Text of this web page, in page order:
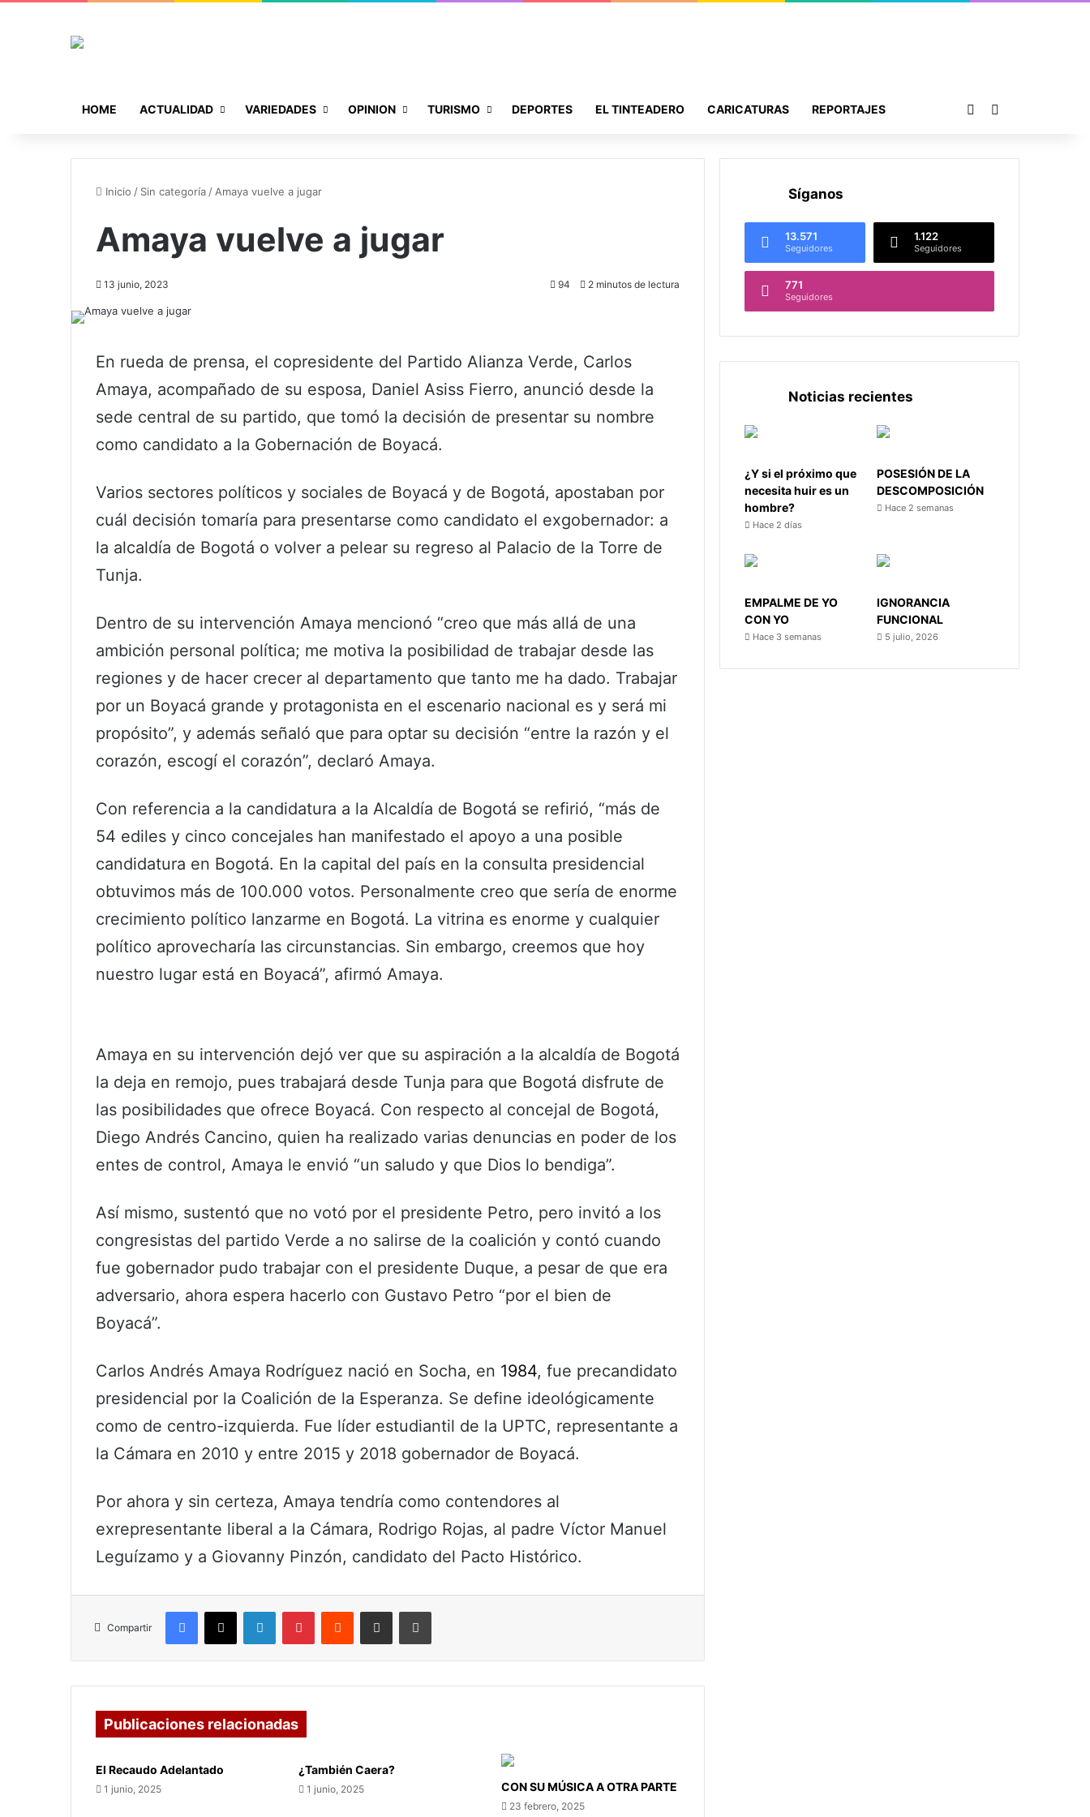
HOME ACTUALIDAD VARIEDADES OPINION TURISMO DEPORTES EL TINTEADERO CARICATURAS REPORTAJES Publicación al azar
Inicio / Sin categoría / Amaya vuelve a jugar
Amaya vuelve a jugar
13 junio, 2023 94 2 minutos de lectura
En rueda de prensa, el copresidente del Partido Alianza Verde, Carlos
Amaya, acompañado de su esposa, Daniel Asiss Fierro, anunció desde la
sede central de su partido, que tomó la decisión de presentar su nombre
como candidato a la Gobernación de Boyacá.
Varios sectores políticos y sociales de Boyacá y de Bogotá, apostaban por
cuál decisión tomaría para presentarse como candidato el exgobernador: a
la alcaldía de Bogotá o volver a pelear su regreso al Palacio de la Torre de
Tunja.
Dentro de su intervención Amaya mencionó “creo que más allá de una
ambición personal política; me motiva la posibilidad de trabajar desde las
regiones y de hacer crecer al departamento que tanto me ha dado. Trabajar
por un Boyacá grande y protagonista en el escenario nacional es y será mi
propósito”, y además señaló que para optar su decisión “entre la razón y el
corazón, escogí el corazón”, declaró Amaya.
Con referencia a la candidatura a la Alcaldía de Bogotá se refirió, “más de
54 ediles y cinco concejales han manifestado el apoyo a una posible
candidatura en Bogotá. En la capital del país en la consulta presidencial
obtuvimos más de 100.000 votos. Personalmente creo que sería de enorme
crecimiento político lanzarme en Bogotá. La vitrina es enorme y cualquier
político aprovecharía las circunstancias. Sin embargo, creemos que hoy
nuestro lugar está en Boyacá”, afirmó Amaya.
Amaya en su intervención dejó ver que su aspiración a la alcaldía de Bogotá
la deja en remojo, pues trabajará desde Tunja para que Bogotá disfrute de
las posibilidades que ofrece Boyacá. Con respecto al concejal de Bogotá,
Diego Andrés Cancino, quien ha realizado varias denuncias en poder de los
entes de control, Amaya le envió “un saludo y que Dios lo bendiga”.
Así mismo, sustentó que no votó por el presidente Petro, pero invitó a los
congresistas del partido Verde a no salirse de la coalición y contó cuando
fue gobernador pudo trabajar con el presidente Duque, a pesar de que era
adversario, ahora espera hacerlo con Gustavo Petro “por el bien de
Boyacá”.
Carlos Andrés Amaya Rodríguez nació en Socha, en 1984, fue precandidato
presidencial por la Coalición de la Esperanza. Se define ideológicamente
como de centro-izquierda. Fue líder estudiantil de la UPTC, representante a
la Cámara en 2010 y entre 2015 y 2018 gobernador de Boyacá.
Por ahora y sin certeza, Amaya tendría como contendores al
exrepresentante liberal a la Cámara, Rodrigo Rojas, al padre Víctor Manuel
Leguízamo y a Giovanny Pinzón, candidato del Pacto Histórico.
Compartir
Facebook
X LinkedInPinterestReddit Compartir por correo electrónicoImprimir
Publicaciones relacionadas
El Recaudo Adelantado
1 junio, 2025
¿También Caera?
1 junio, 2025 CON SU MÚSICA A OTRA PARTE
23 febrero, 2025
Síganos
13.571
Seguidores
1.122
Seguidores
771
Seguidores
Noticias recientes
¿Y si el próximo que
necesita huir es un
hombre?
Hace 2 días
POSESIÓN DE LA
DESCOMPOSICIÓN
Hace 2 semanas
EMPALME DE YO
CON YO
Hace 3 semanas
IGNORANCIA
FUNCIONAL
5 julio, 2026